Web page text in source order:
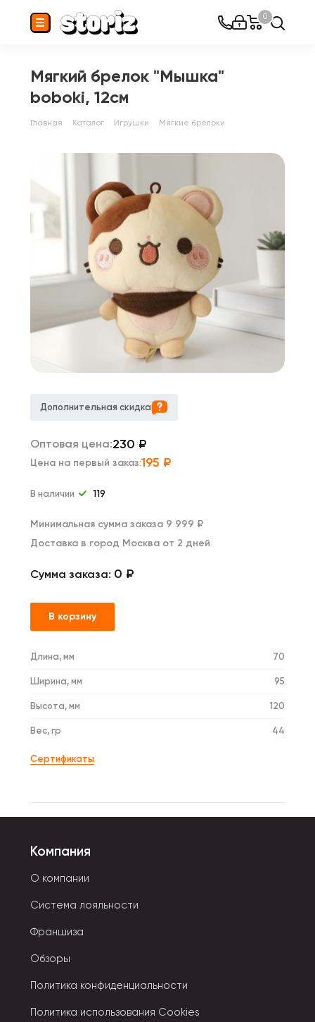
0
Мягкий брелок "Мышка"
boboki, 12см
Главная Каталог Игрушки Мягкие брелоки
Дополнительная скидка
Оптовая цена:230 ₽
Цена на первый заказ:195 ₽
В наличии 119
Минимальная сумма заказа 9 999 ₽
Доставка в город Москва от 2 дней
Сумма заказа: 0 ₽
В корзину
Длина, мм 70
Ширина, мм 95
Высота, мм 120
Вес, гр 44
Сертификаты
Компания
О компании
Система лояльности
Франшиза
Обзоры
Политика конфиденциальности
Политика использования Cookies